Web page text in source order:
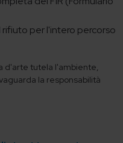
per l'intero percorso
d'arte tutela l'ambiente,
la responsabilità